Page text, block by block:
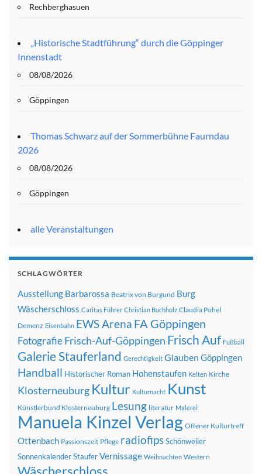
Rechberghasuen
„Historische Stadtführung“ durch die Göppinger
Innenstadt
08/08/2026
Göppingen
Thomas Schwarz auf der Sommerbühne Faurndau
2026
08/08/2026
Göppingen
alle Veranstaltungen
SCHLAGWÖRTER
Ausstellung Barbarossa Beatrix von Burgund Burg
Wäscherschloss Caritas Führer Christian Buchholz Claudia Pohel
Demenz Eisenbahn EWS Arena FA Göppingen
FotografieFrisch-Auf-Göppingen Frisch Auf Fußball
Galerie Stauferland Gerechtigkeit Glauben Göppingen
Handball Historischer Roman Hohenstaufen Kelten Kirche
Klosterneuburg Kultur Kulturnacht Kunst
Künstlerbund Klosterneuburg Lesung literatur Malerei
Manuela Kinzel Verlag Offener Kulturtreff
Ottenbach Passionszeit Pflege radiofipsSchönweiler
SonnenkalenderStauferVernissage Weihnachten Western